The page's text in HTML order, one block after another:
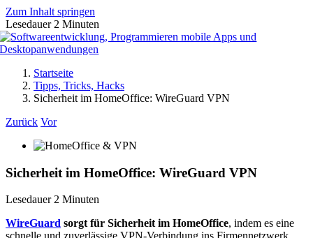
Zum Inhalt springen
Lesedauer 2 Minuten
Startseite
Tipps, Tricks, Hacks
Sicherheit im HomeOffice: WireGuard VPN
Zurück Vor
Sicherheit im HomeOffice: WireGuard VPN
Lesedauer 2 Minuten
WireGuard sorgt für Sicherheit im HomeOffice, indem es eine